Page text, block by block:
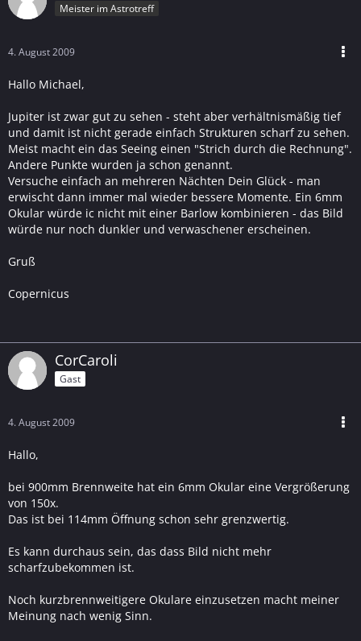
Meister im Astrotreff
4. August 2009
Hallo Michael,
Jupiter ist zwar gut zu sehen - steht aber verhältnismäßig tief
und damit ist nicht gerade einfach Strukturen scharf zu sehen.
Meist macht ein das Seeing einen "Strich durch die Rechnung".
Andere Punkte wurden ja schon genannt.
Versuche einfach an mehreren Nächten Dein Glück - man
erwischt dann immer mal wieder bessere Momente. Ein 6mm
Okular würde ic nicht mit einer Barlow kombinieren - das Bild
würde nur noch dunkler und verwaschener erscheinen.
Gruß
Copernicus
CorCaroli
Gast
4. August 2009
Hallo,
bei 900mm Brennweite hat ein 6mm Okular eine Vergrößerung
von 150x.
Das ist bei 114mm Öffnung schon sehr grenzwertig.
Es kann durchaus sein, das dass Bild nicht mehr
scharfzubekommen ist.
Noch kurzbrennweitigere Okulare einzusetzen macht meiner
Meinung nach wenig Sinn.